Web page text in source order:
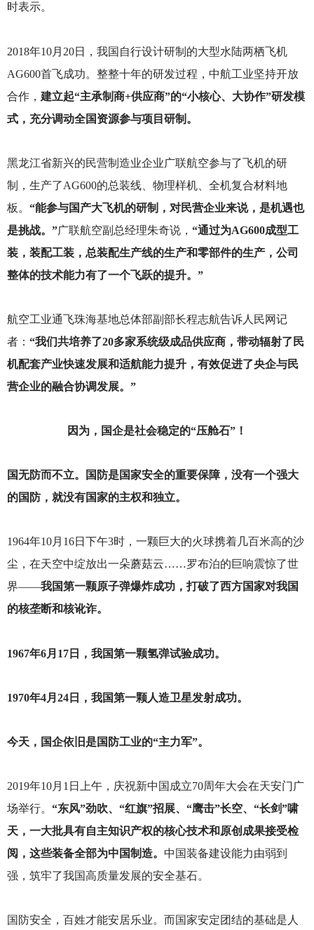
时表示。
2018年10月20日，我国自行设计研制的大型水陆两栖飞机
AG600首飞成功。整整十年的研发过程，中航工业坚持开放
合作， 建立起“主承制商+供应商”的“小核心、大协作”研发模
式，充分调动全国资源参与项目研制。
黑龙江省新兴的民营制造业企业广联航空参与了飞机的研
制，生产了AG600的总装线、物理样机、全机复合材料地
板。 “能参与国产大飞机的研制，对民营企业来说，是机遇也
是挑战。”广联航空副总经理朱奇说， “通过为AG600成型工
装，装配工装，总装配生产线的生产和零部件的生产，公司
整体的技术能力有了一个飞跃的提升。”
航空工业通飞珠海基地总体部副部长程志航告诉人民网记
者： “我们共培养了20多家系统级成品供应商，带动辐射了民
机配套产业快速发展和适航能力提升，有效促进了央企与民
营企业的融合协调发展。”
因为，国企是社会稳定的“压舱石”！
国无防而不立。国防是国家安全的重要保障，没有一个强大
的国防，就没有国家的主权和独立。
1964年10月16日下午3时，一颗巨大的火球携着几百米高的沙
尘，在天空中绽放出一朵蘑菇云……罗布泊的巨响震惊了世
界——我国第一颗原子弹爆炸成功，打破了西方国家对我国
的核垄断和核讹诈。
1967年6月17日，我国第一颗氢弹试验成功。
1970年4月24日，我国第一颗人造卫星发射成功。
今天，国企依旧是国防工业的“主力军”。
2019年10月1日上午，庆祝新中国成立70周年大会在天安门广
场举行。 “东风”劲吹、“红旗”招展、“鹰击”长空、“长剑”啸
天，一大批具有自主知识产权的核心技术和原创成果接受检
阅，这些装备全部为中国制造。 中国装备建设能力由弱到
强，筑牢了我国高质量发展的安全基石。
国防安全，百姓才能安居乐业。而国家安定团结的基础是人